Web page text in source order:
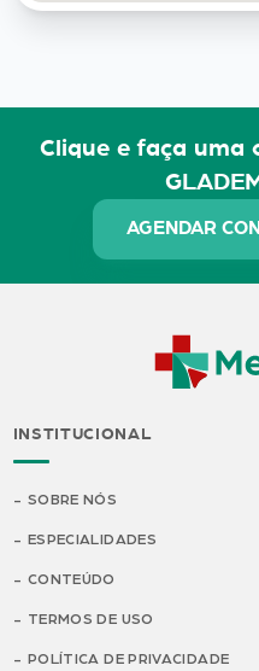
Clique e faça uma
AGENDAR
INSTITUCIONAL
SOBRE NÓS
ESPECIALIDADES
CONTEÚDO
TERMOS DE USO
POLÍTICA DE PRIVACIDADE